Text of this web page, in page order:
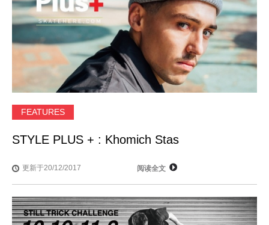
FEATURES
STYLE PLUS + : Khomich Stas
更新于20/12/2017 阅读全文